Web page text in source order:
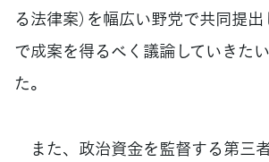
る法律案）を幅広い野党で共同提
で成案を得るべく議論していきた
た。
また、政治資金を監督する第三